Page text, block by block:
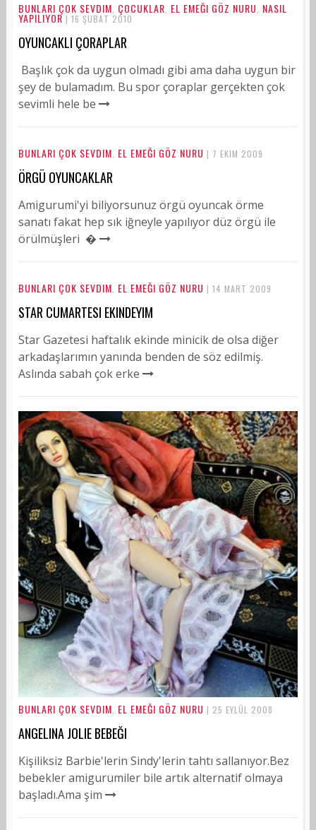
BUNLARI ÇOK SEVDIM ÇOCUKLAR EL EMEĞI GÖZ NURU NASIL
YAPILIYOR| 16 ŞUBAT 2010
OYUNCAKLI ÇORAPLAR
Başlık çok da uygun olmadı gibi ama daha uygun bir
şey de bulamadım. Bu spor çoraplar gerçekten çok
sevimli hele be
BUNLARI ÇOK SEVDIM EL EMEĞI GÖZ NURU | 7 EKIM 2009
ÖRGÜ OYUNCAKLAR
Amigurumi'yi biliyorsunuz örgü oyuncak örme
sanatı fakat hep sık iğneyle yapılıyor düz örgü ile
örülmüşleri �
BUNLARI ÇOK SEVDIM EL EMEĞI GÖZ NURU | 14 MART 2009
STAR CUMARTESI EKINDEYIM
Star Gazetesi haftalık ekinde minicik de olsa diğer
arkadaşlarımın yanında benden de söz edilmiş.
Aslında sabah çok erke
BUNLARI ÇOK SEVDIM EL EMEĞI GÖZ NURU | 25 EYLÜL 2008
ANGELINA JOLIE BEBEĞI
Kişiliksiz Barbie'lerin Sindy'lerin tahtı sallanıyor.Bez
bebekler amigurumiler bile artık alternatif olmaya
başladı.Ama şim